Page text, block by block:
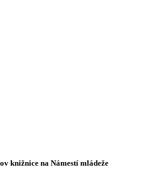
knižnice na Námestí mládeže